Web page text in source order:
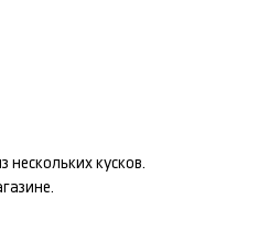
кусков.